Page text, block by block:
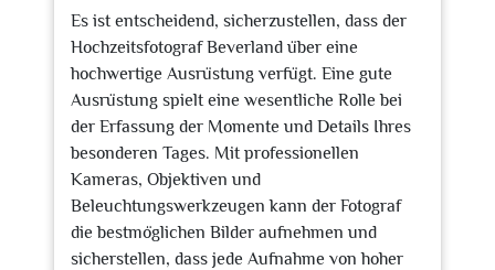
Es ist entscheidend, sicherzustellen, dass der
Hochzeitsfotograf Beverland über eine
hochwertige Ausrüstung verfügt. Eine gute
Ausrüstung spielt eine wesentliche Rolle bei
der Erfassung der Momente und Details Ihres
besonderen Tages. Mit professionellen
Kameras, Objektiven und
Beleuchtungswerkzeugen kann der Fotograf
die bestmöglichen Bilder aufnehmen und
sicherstellen, dass jede Aufnahme von hoher